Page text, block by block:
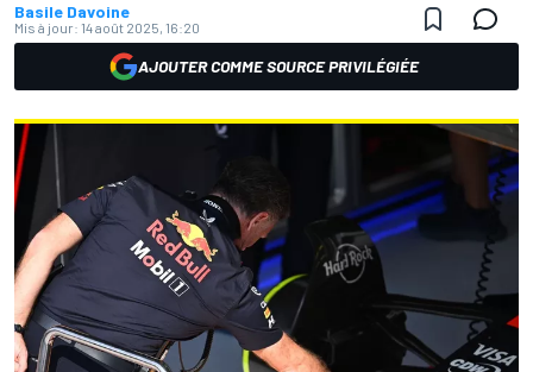
Basile Davoine
Mis à jour: 14 août 2025, 16:20
AJOUTER COMME SOURCE PRIVILÉGIÉE